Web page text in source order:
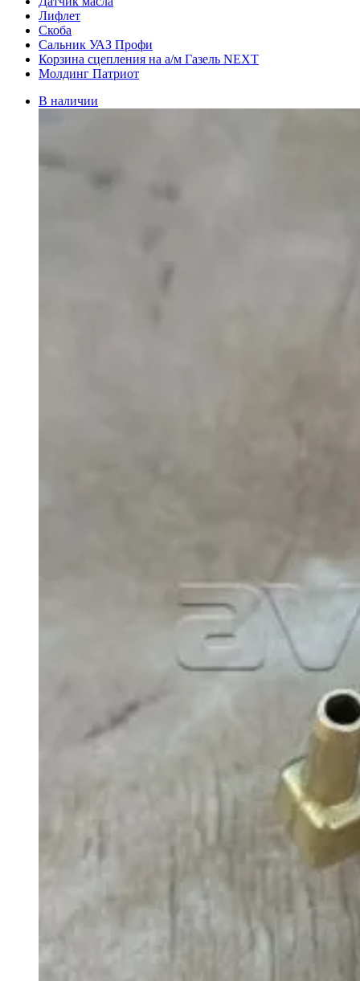
Лифлет
Скоба
Сальник УАЗ Профи
Корзина сцепления на а/м Газель NEXT
Молдинг Патриот
В наличии